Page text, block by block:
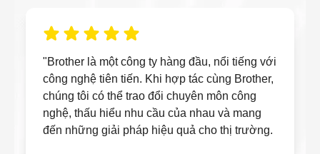
"Brother là một công ty hàng đầu, nổi tiếng với
công nghệ tiên tiến. Khi hợp tác cùng Brother,
chúng tôi có thể trao đổi chuyên môn công
nghệ, thấu hiểu nhu cầu của nhau và mang
đến những giải pháp hiệu quả cho thị trường.